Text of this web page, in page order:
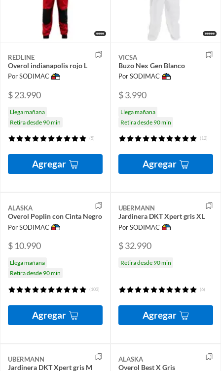
REDLINE
Overol indianapolis rojo L
Por SODIMAC
$ 23.990
Llega mañana
Retira desde 90 min
(5)
Agregar
VICSA
Buzo Nex Gen Blanco
Por SODIMAC
$ 3.990
Llega mañana
Retira desde 90 min
(12)
Agregar
ALASKA
Overol Poplin con Cinta Negro
Por SODIMAC
$ 10.990
Llega mañana
Retira desde 90 min
(103)
Agregar
UBERMANN
Jardinera DKT Xpert gris XL
Por SODIMAC
$ 32.990
Retira desde 90 min
(6)
Agregar
UBERMANN
Jardinera DKT Xpert gris M
ALASKA
Overol Best X Gris